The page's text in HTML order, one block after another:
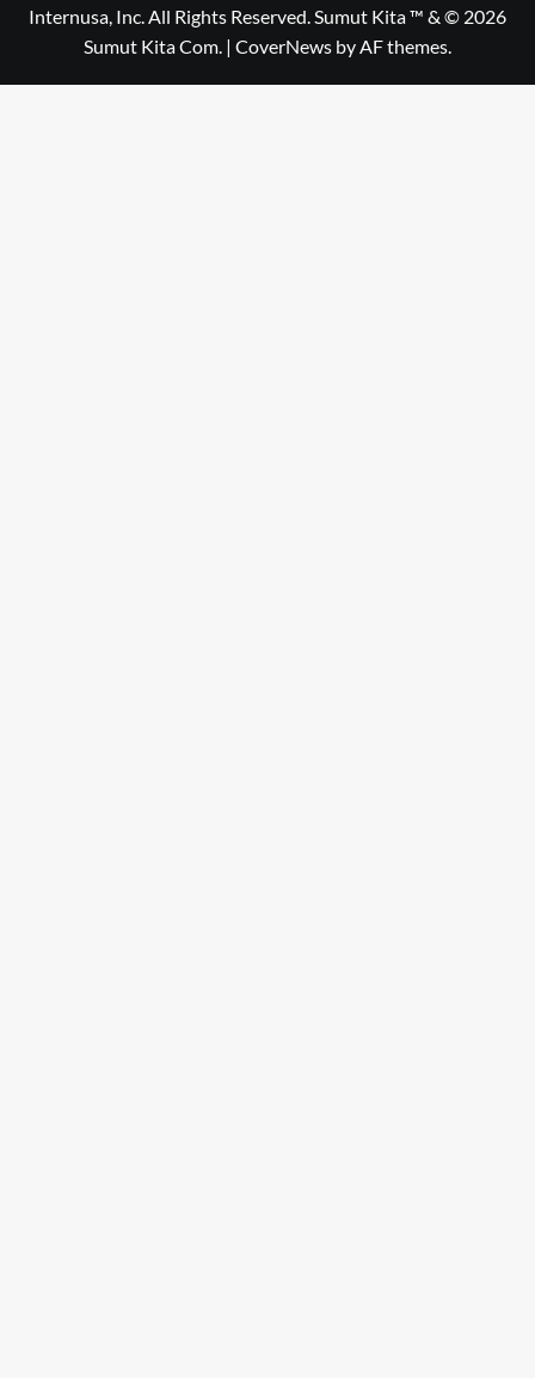
Internusa, Inc. All Rights Reserved. Sumut Kita ™ & © 2026
Sumut Kita Com. | CoverNews by AF themes.